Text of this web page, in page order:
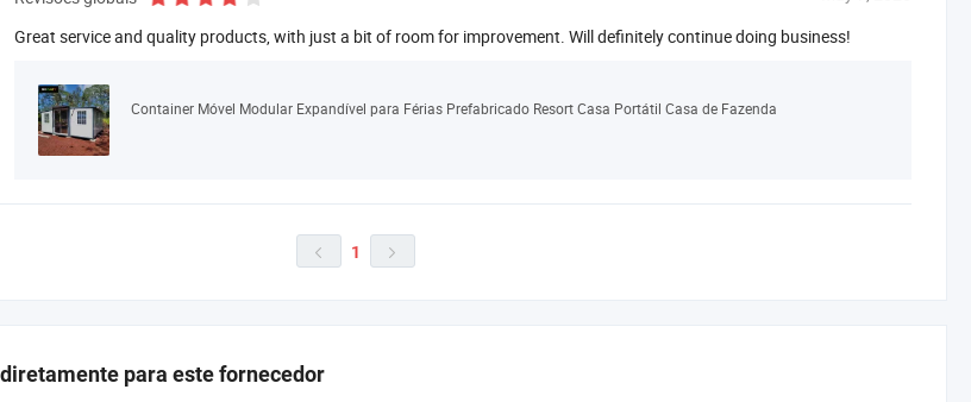
Great service and quality products, with just a bit of room for improvement. Will definitely continue doing business!
Container Móvel Modular Expandível para Férias Prefabricado Resort Casa Portátil Casa de Fazenda
 1 
para este fornecedor